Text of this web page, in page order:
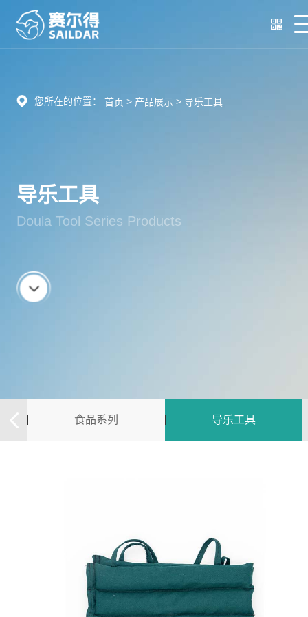
您所在的位置： 首页 > 产品展示 > 导乐工具
导乐工具
Doula Tool Series Products
食品系列 导乐工具